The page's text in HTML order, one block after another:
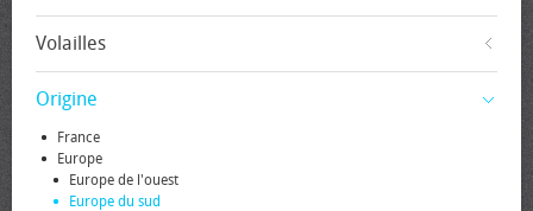
Volailles
Origine
France
Europe
Europe de l'ouest
Europe du sud